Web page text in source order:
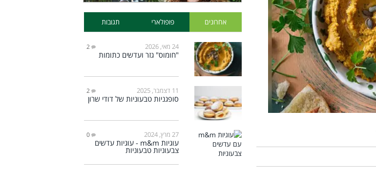
אחרונים פופולארי תגובות
24 מאי, 2026 2
"חומוס" גזר ועדשים כתומות
11 דצמבר, 2025 2
סופגניות טבעוניות של דודי שרון
27 מרץ, 2024 0
עוגיות m&m - עוגיות עדשים
צבעוניות טבעוניות